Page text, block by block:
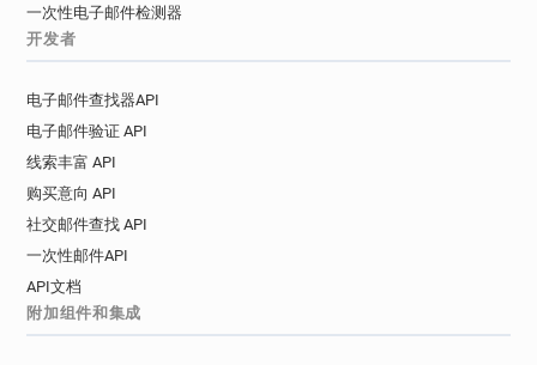
一次性电子邮件检测器
开发者
电子邮件查找器API
电子邮件验证 API
线索丰富 API
购买意向 API
社交邮件查找 API
一次性邮件API
API文档
附加组件和集成